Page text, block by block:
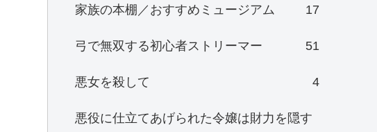
家族の本棚／おすすめミュージアム 17
弓で無双する初心者ストリーマー 51
悪女を殺して 4
悪役に仕立てあげられた令嬢は財力を隠す